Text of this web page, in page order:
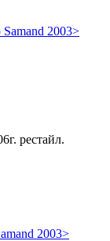
2003>
рестайл.
2003>